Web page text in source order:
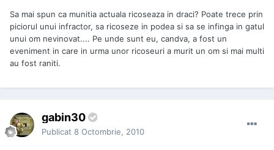
Sa mai spun ca munitia actuala ricoseaza in draci? Poate trece prin
piciorul unui infractor, sa ricoseze in podea si sa se infinga in gatul
unui om nevinovat.... Pe unde sunt eu, candva, a fost un
eveniment in care in urma unor ricoseuri a murit un om si mai multi
au fost raniti.
gabin30
Publicat 8 Octombrie, 2010